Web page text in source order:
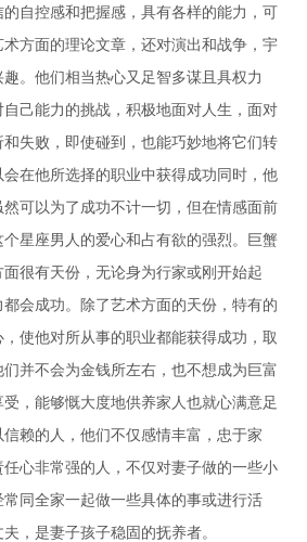
自控感和把握感，具有各样的能力，可
方面的理论文章，还对演出和战争，宇
。他们相当热心又足智多谋且具权力
己能力的挑战，积极地面对人生，面对
失败，即使碰到，也能巧妙地将它们转
在他所选择的职业中获得成功同时，他
可以为了成功不计一切，但在情感面前
星座男人的爱心和占有欲的强烈。巨蟹
很有天份，无论身为行家或刚开始起
会成功。除了艺术方面的天份，特有的
使他对所从事的职业都能获得成功，取
并不会为金钱所左右，也不想成为巨富
，能够慨大度地供养家人也就心满意足
赖的人，他们不仅感情丰富，忠于家
心非常强的人，不仅对妻子做的一些小
同全家一起做一些具体的事或进行活
，是妻子孩子稳固的抚养者。